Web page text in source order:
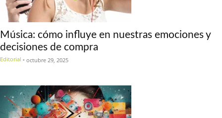
Música: cómo influye en nuestras emociones y
decisiones de compra
Editorial - octubre 29, 2025